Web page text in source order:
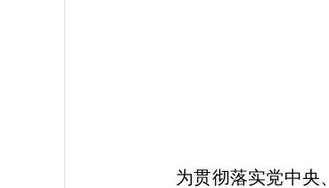
为贯彻落实党中央